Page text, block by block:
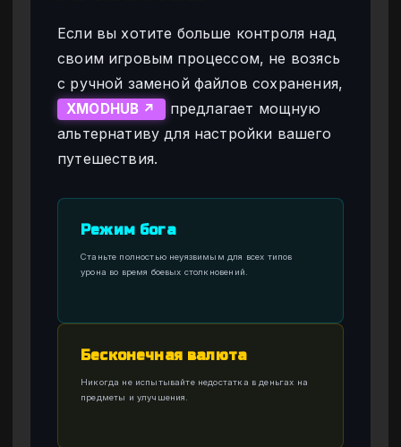
Если вы хотите больше контроля над
своим игровым процессом, не возясь
с ручной заменой файлов сохранения,
XMODHUB ↗
предлагает мощную
альтернативу для настройки вашего
путешествия.
Режим бога
Станьте полностью неуязвимым для всех типов
урона во время боевых столкновений.
Бесконечная валюта
Никогда не испытывайте недостатка в деньгах на
предметы и улучшения.